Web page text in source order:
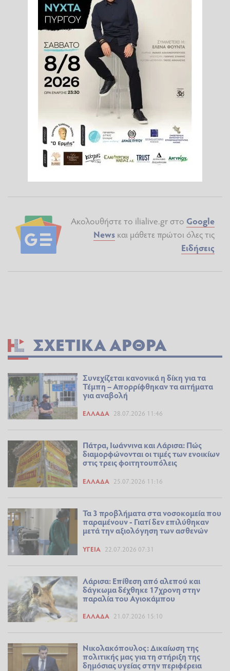
Ακολουθήστε το ilialive.gr στο Google
News και μάθετε πρώτοι όλες τις
Ειδήσεις
ΣΧΕΤΙΚΆ ΆΡΘΡΑ
Συνεχίζεται κανονικά η δίκη για τα
Τέμπη – Απορρίφθηκαν τα αιτήματα
για αναβολή
ΕΛΛΆΔΑ 28.07.2026 11:46
Πάτρα, Ιωάννινα και Λάρισα: Πώς
διαμορφώνονται οι τιμές των ενοικίων
στις τρεις φοιτητουπόλεις
ΕΛΛΆΔΑ 25.07.2026 11:16
Τα 3 προβλήματα στα νοσοκομεία που
παραμένουν - Γιατί δεν επιλύθηκαν
μετά την αξιολόγηση των ασθενών
ΥΓΕΊΑ 22.07.2026 07:31
Λάρισα: Επίθεση από αλεπού και
δάγκωμα δέχθηκε 17χρονη στην
παραλία του Αγιοκάμπου
ΕΛΛΆΔΑ 21.07.2026 15:10
Νικολακόπουλος: Δικαίωση της
πολιτικής μας για τη στήριξη της
δημόσιας υγείας στην περιφέρεια